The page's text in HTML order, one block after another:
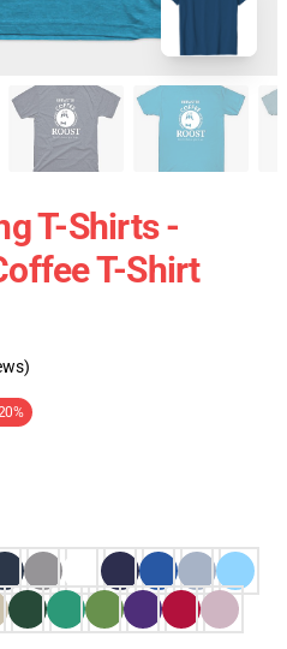
T-Shirts -
T-Shirt